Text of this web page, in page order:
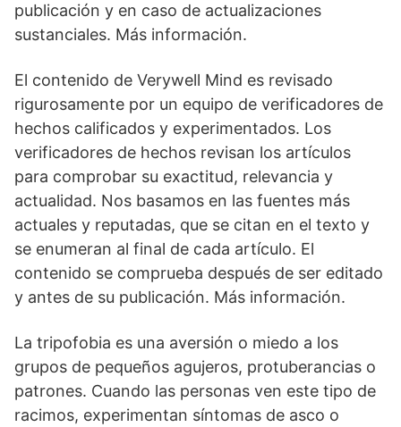
publicación y en caso de actualizaciones
sustanciales. Más información.
El contenido de Verywell Mind es revisado
rigurosamente por un equipo de verificadores de
hechos calificados y experimentados. Los
verificadores de hechos revisan los artículos
para comprobar su exactitud, relevancia y
actualidad. Nos basamos en las fuentes más
actuales y reputadas, que se citan en el texto y
se enumeran al final de cada artículo. El
contenido se comprueba después de ser editado
y antes de su publicación. Más información.
La tripofobia es una aversión o miedo a los
grupos de pequeños agujeros, protuberancias o
patrones. Cuando las personas ven este tipo de
racimos, experimentan síntomas de asco o